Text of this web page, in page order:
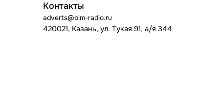
Контакты
adverts@bim-radio.ru
420021, Казань, ул. Тукая 91, а/я 344